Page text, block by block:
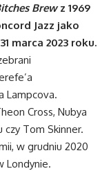
Brewz 1969
Jazz jako
marca 2023 roku.
Lampcova.
Cross, Nubya
czy Tom Skinner.
w grudniu 2020
Londynie.